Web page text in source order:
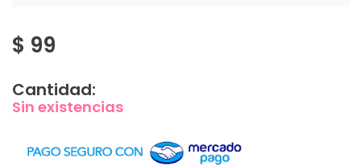
$ 99
Cantidad:
Sin existencias